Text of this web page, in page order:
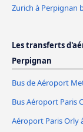
Zurich à Perpignan
Les transferts
Perpignan
Bus de Aéroport
Bus Aéroport Paris
Aéroport Paris Orly